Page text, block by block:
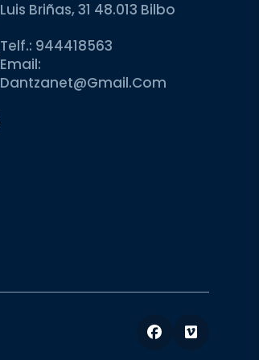
Luis Briñas, 31 48.013 Bilbo
Telf.: 944418563
Email:
Dantzanet@gmail.com
Facebook
Vimeo